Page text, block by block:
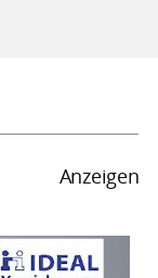
Anzeigen